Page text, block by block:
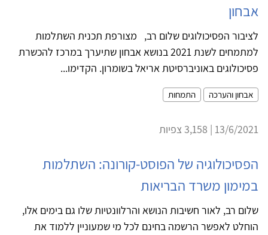
אבחון
לציבור הפסיכולוגים שלום רב, מצורפת תכנית השתלמות
למתמחים לשנת 2021 בנושא אבחון שתיערך במרכז להכשרת
פסיכולוגים באוניברסיטת אריאל בשומרון. הקדימו...
אבחון והערכה התמחות
13/6/2021 | 3,158 צפיות
הפסיכולוגיה של הפוסט-קורונה: השתלמות
במימון משרד הבריאות
שלום רב, לאור חשיבות הנושא והרלוונטיות שלו גם בימים אלו,
הוחלט לאפשר הרשמה בחינם לכל מי שמעוניין ללמוד את